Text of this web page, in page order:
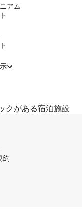
アム
クがある宿泊施設
約